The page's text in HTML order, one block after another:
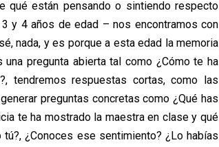
qué están pensando o sintiendo respecto
y 4 años de edad – nos encontramos con
nada, y es porque a esta edad la memoria
pregunta abierta tal como ¿Cómo te ha
tendremos respuestas cortas, como las
preguntas concretas como ¿Qué has
te ha mostrado la maestra en clase y qué
¿Conoces ese sentimiento? ¿Lo habías